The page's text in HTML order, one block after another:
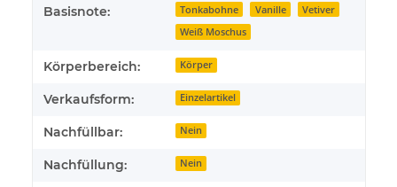
Basisnote:
Tonkabohne
Vanille
Vetiver
Weiß Moschus
Körperbereich: Körper
Verkaufsform: Einzelartikel
Nachfüllbar: Nein
Nachfüllung: Nein